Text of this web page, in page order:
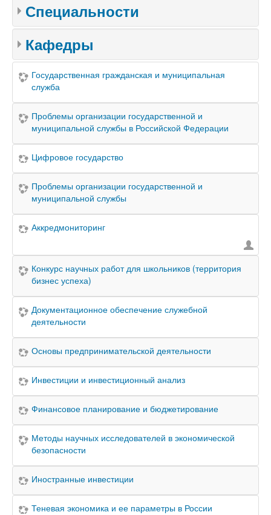
Специальности
Кафедры
Государственная гражданская и муниципальная
служба
Проблемы организации государственной и
муниципальной службы в Российской Федерации
Цифровое государство
Проблемы организации государственной и
муниципальной службы
Аккредмониторинг
Конкурс научных работ для школьников (территория
бизнес успеха)
Документационное обеспечение служебной
деятельности
Основы предпринимательской деятельности
Инвестиции и инвестиционный анализ
Финансовое планирование и бюджетирование
Методы научных исследователей в экономической
безопасности
Иностранные инвестиции
Теневая экономика и ее параметры в России